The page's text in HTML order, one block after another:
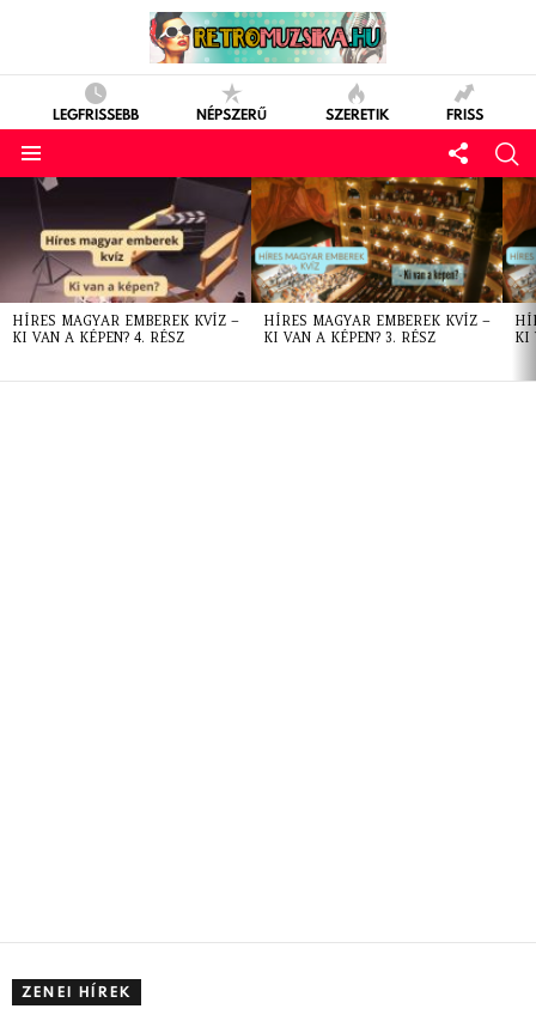
LEGFRISSEBB NÉPSZERŰ SZERETIK FRISS
LATEST
STORIES
HÍRES MAGYAR EMBEREK KVÍZ –
KI VAN A KÉPEN? 4. RÉSZ
HÍRES MAGYAR EMBEREK KVÍZ –
KI VAN A KÉPEN? 3. RÉSZ
KI
ZENEI HÍREK